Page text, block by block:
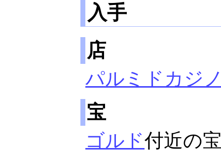
入手
店
パルミド カジ
宝
ゴルド付近の